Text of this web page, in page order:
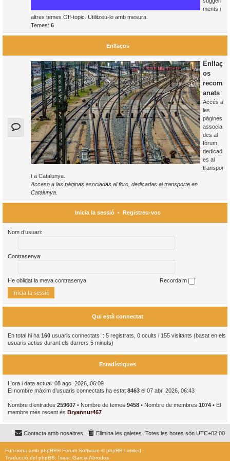
ments i
altres temes Off-topic. Utilitzeu-lo amb mesura.
Temes: 6
Enllaços
Enllaç
os
recom
anats
Accés a
les
pàgines
associa
des al
fòrum,
dedicad
es al
transpor
t a Catalunya.
Acceso a las páginas asociadas al foro, dedicadas al transporte en
Catalunya.
Inicia la sessió• Registreu-vos
Nom d’usuari:
Contrasenya:
He oblidat la meva contrasenya Recorda’m
Qui està connectat
En total hi ha 160 usuaris connectats :: 5 registrats, 0 ocults i 155 visitants (basat en els
usuaris actius durant els darrers 5 minuts)
Estadístiques
Hora i data actual: 08 ago. 2026, 06:09
El nombre màxim d’usuaris connectats ha estat 8463 el 07 abr. 2026, 06:43
Nombre d’entrades 259607 • Nombre de temes 9458 • Nombre de membres 1074 • El
membre més recent és Bryannur467
Totes les hores són UTC+02:00
Elimina les galetes
Contacta amb nosaltres
Funciona amb phpBB® Forum Software © phpBB Limited
Traducció del phpBB: Isaac Garcia Abrodos